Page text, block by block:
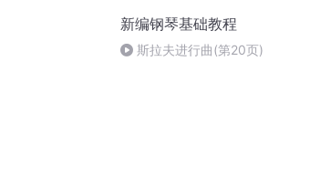
新编钢琴基础教程
斯拉夫进行曲(第20页)